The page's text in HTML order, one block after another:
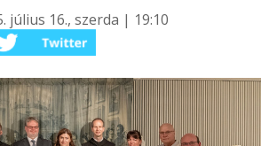
július 16., szerda | 19:10